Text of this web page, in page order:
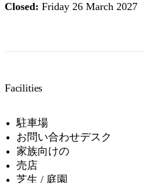
Closed: Friday 26 March 2027
Facilities
駐車場
お問い合わせデスク
家族向けの
売店
芝生 / 庭園